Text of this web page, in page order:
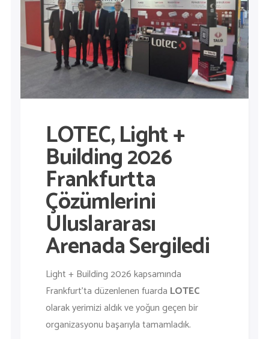
LOTEC, Light +
Building 2026
Frankfurtta
Çözümlerini
Uluslararası
Arenada Sergiledi
Light + Building 2026kapsamında
Frankfurt’ta düzenlenen fuarda LOTEC
olarak yerimizi aldık ve yoğun geçen bir
organizasyonu başarıyla tamamladık.